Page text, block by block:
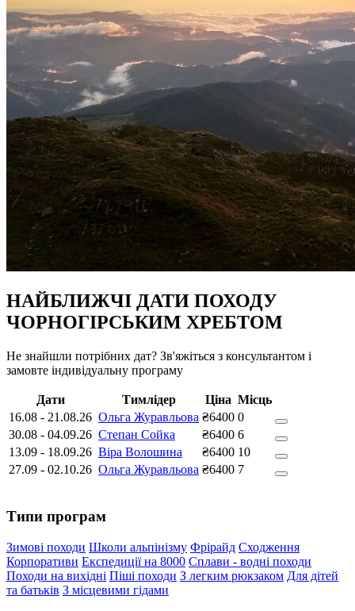
НАЙБЛИЖЧІ ДАТИ ПОХОДУ
ЧОРНОГІРСЬКИМ ХРЕБТОМ
Не знайшли потрібних дат? Зв'яжіться з консультантом і
замовте індивідуальну програму
Дати Тимлідер Ціна Місць
16.08 - 21.08.26 Ольга Журавльова ₴6400 0
30.08 - 04.09.26 Степан Сойка ₴6400 6
13.09 - 18.09.26 Віра Волошина ₴6400 10
27.09 - 02.10.26 Ольга Журавльова ₴6400 7
Типи програм
Зимові походи Школи альпінізму Фрірайд Сходження
Корпоративи Експедиції на 8000 Сплави - водні походи
Походи на вихідні Піші походи З легким рюкзаком Для дітей
та батьків З місцевими гідами